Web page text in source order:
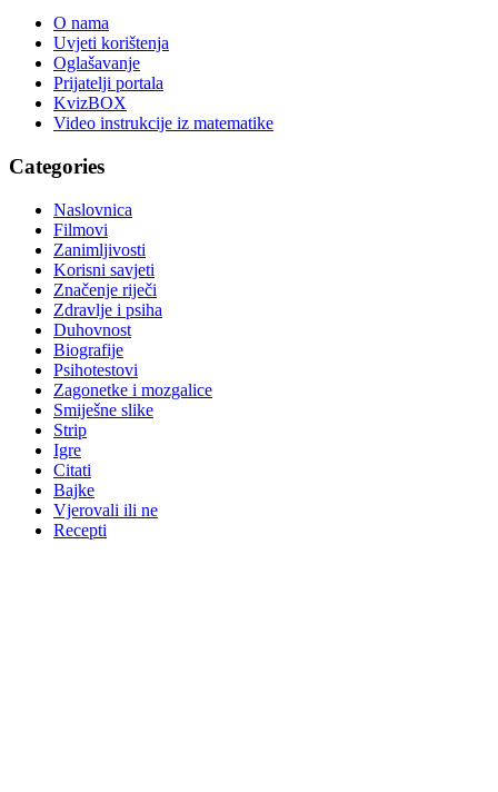
O nama
Uvjeti korištenja
Oglašavanje
Prijatelji portala
KvizBOX
Video instrukcije iz matematike
Categories
Naslovnica
Filmovi
Zanimljivosti
Korisni savjeti
Značenje riječi
Zdravlje i psiha
Duhovnost
Biografije
Psihotestovi
Zagonetke i mozgalice
Smiješne slike
Strip
Igre
Citati
Bajke
Vjerovali ili ne
Recepti